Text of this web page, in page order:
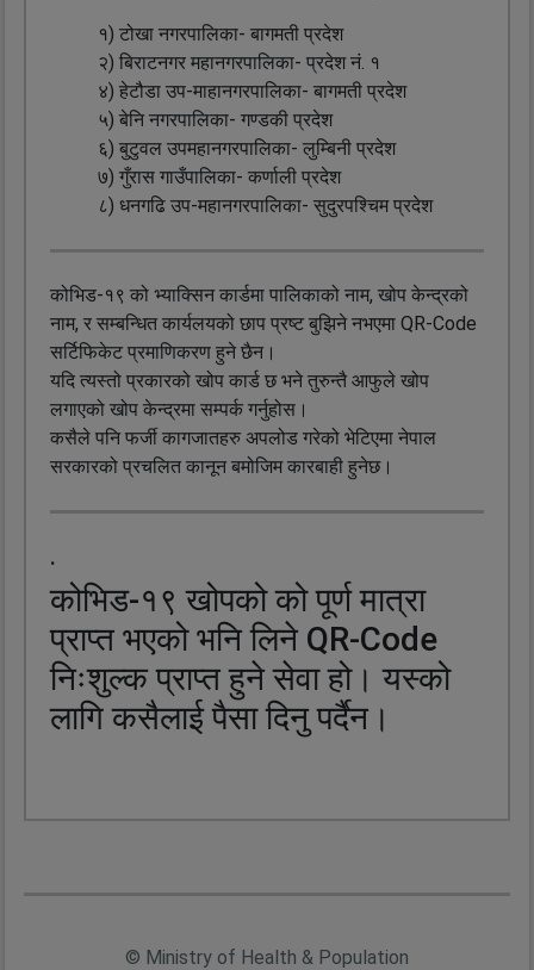
१) टोखा नगरपालिका- बागमती प्रदेश
२) बिराटनगर महानगरपालिका- प्रदेश नं. १
४) हेटौडा उप-माहानगरपालिका- बागमती प्रदेश
५) बेनि नगरपालिका- गण्डकी प्रदेश
६) बुटुवल उपमहानगरपालिका- लुम्बिनी प्रदेश
७) गुँरास गाउँपालिका- कर्णाली प्रदेश
८) धनगढि उप-महानगरपालिका- सुदुरपश्चिम प्रदेश
कोभिड-१९ को भ्याक्सिन कार्डमा पालिकाको नाम, खोप केन्द्रको
नाम, र सम्बन्धित कार्यलयको छाप प्रष्ट बुझिने नभएमा QR-Code
सर्टिफिकेट प्रमाणिकरण हुने छैन।
यदि त्यस्तो प्रकारको खोप कार्ड छ भने तुरुन्तै आफुले खोप
लगाएको खोप केन्द्रमा सम्पर्क गर्नुहोस।
कसैले पनि फर्जी कागजातहरु अपलोड गरेको भेटिएमा नेपाल
सरकारको प्रचलित कानून बमोजिम कारबाही हुनेछ।
.
कोभिड-१९ खोपको को पूर्ण मात्रा
प्राप्त भएको भनि लिने QR-Code
निःशुल्क प्राप्त हुने सेवा हो। यस्को
लागि कसैलाई पैसा दिनु पर्दैन।
© Ministry of Health & Population